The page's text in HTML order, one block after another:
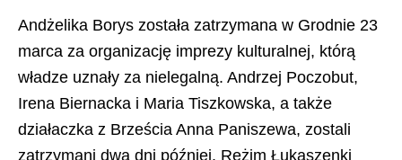
Andżelika Borys została zatrzymana w Grodnie 23
marca za organizację imprezy kulturalnej, którą
władze uznały za nielegalną. Andrzej Poczobut,
Irena Biernacka i Maria Tiszkowska, a także
działaczka z Brześcia Anna Paniszewa, zostali
zatrzymani dwa dni później. Reżim Łukaszenki